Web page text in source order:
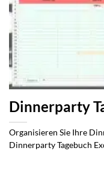
Dinnerparty
Organisieren Sie Ihre
Dinnerparty Tagebuch